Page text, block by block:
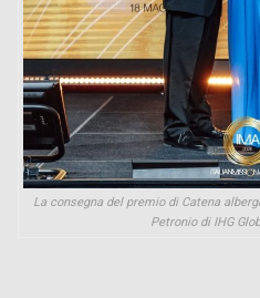
La consegna del premio di Catena
Petronio di IHG